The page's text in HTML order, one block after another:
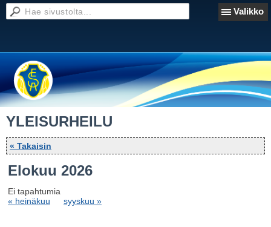
Valikko
YLEISURHEILU
« Takaisin
Elokuu 2026
Ei tapahtumia
« heinäkuu
syyskuu »